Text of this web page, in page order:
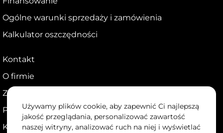
Ogólne warunki sprzedaży i zamówienia
Kalkulator oszczędności
Kontakt
O firmie
Zostań dealerem
Portal dla dealerów
Kariera
Używamy plików cookie, aby zapewnić Ci najlepszą
jakość przeglądania, personalizować zawartość
naszej witryny, analizować ruch na niej i wyświetlać